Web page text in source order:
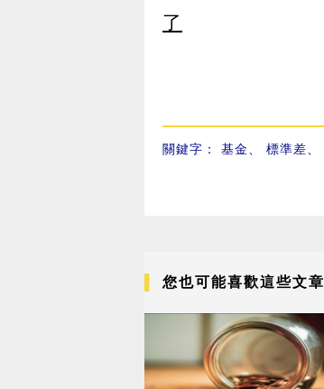
了
關鍵字： 基金 標準差
您也可能喜歡這些文章